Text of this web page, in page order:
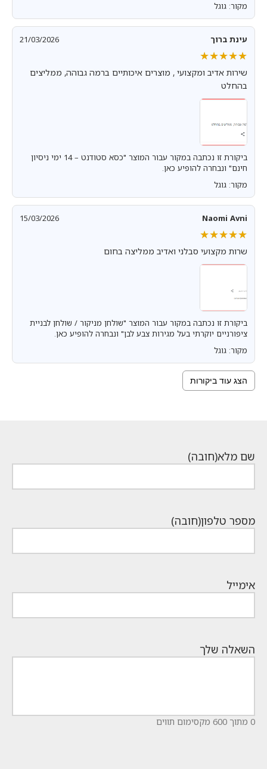
מקור: גוגל
עינת ברוך 21/03/2026
★★★★★
★★★★★
שירות אדיב ומקצועי , מוצרים איכותיים ברמה גבוהה, ממליצים
בהחלט
ביקורת זו נכתבה במקור עבור המוצר "כסא סטודנט – 14 ימי ניסיון
חינם" ונבחרה להופיע כאן.
מקור: גוגל
Naomi Avni
15/03/2026
★★★★★
★★★★★
שרות מקצועי סבלני ואדיב ממליצה בחום
ביקורת זו נכתבה במקור עבור המוצר "שולחן מניקור / שולחן לבניית
ציפורניים יוקרתי בעל מגירות צבע לבן" ונבחרה להופיע כאן.
מקור: גוגל
הצג עוד ביקורות
שם מלא(חובה)
מספר טלפון(חובה)
אימייל
השאלה שלך
0 מתוך 600 מקסימום תווים